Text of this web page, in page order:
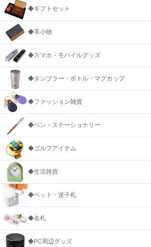
◆ギフトセット
◆革小物
◆スマホ・モバイルグッズ
◆タンブラー・ボトル・マグカップ
◆ファッション雑貨
◆ペン・ステーショナリー
◆ゴルフアイテム
◆生活雑貨
◆ペット・迷子札
◆名札
◆PC周辺グッズ